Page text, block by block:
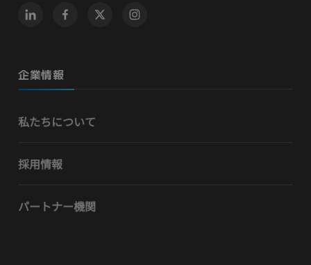
企業情報
私たちについて
採用情報
パートナー機関